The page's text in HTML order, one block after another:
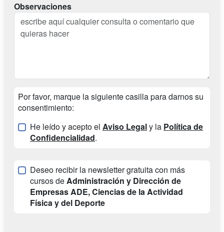
Observaciones
Por favor, marque la siguiente casilla para darnos su
consentimiento:
He leído y acepto el Aviso Legaly la Política de
Confidencialidad.
Deseo recibir la newsletter gratuita con más
cursos deAdministración y Dirección de
Empresas ADE, Ciencias de la Actividad
Física y del Deporte